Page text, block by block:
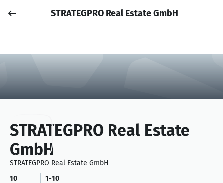
Anmelden
STRATEGPRO Real Estate GmbH
STRATEGPRO Real Estate
GmbH
STRATEGPRO Real Estate GmbH
10
1-10